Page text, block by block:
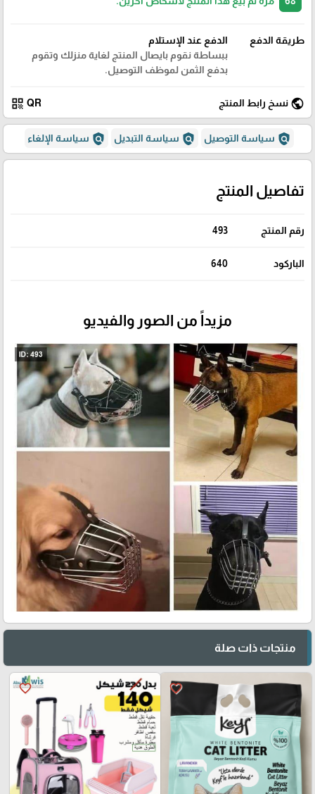
طريقة الدفع
الدفع عند الإستلام
ببساطة نقوم بايصال المنتج لغاية منزلك وتقوم
بدفع الثمن لموظف التوصيل.
public نسخ رابط المنتج QR
qr_code
policy سياسة التوصيل policy سياسة التبديل policy سياسة الإلغاء
تفاصيل المنتج
رقم المنتج 493
الباركود 640
مزيداً من الصور والفيديو
منتجات ذات صلة
favorite_border
favorite_border